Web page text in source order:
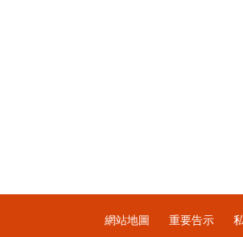
網站地圖 重要告示